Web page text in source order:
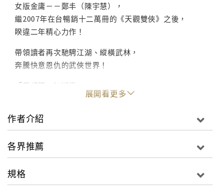
女版金庸－－鄭丰（陳宇慧），
繼2007年在台暢銷十二萬冊的《天觀雙俠》之後，
睽違二年精心力作！
帶領讀者再次馳騁江湖、縱橫武林，
奔騰快意恩仇的武俠世界！
「異龍現，江湖變」
凌霄上獨聖峰自毀靈能之後，回到虎山隱居，被世人敬
火教遭受重大挫折之後，似是收斂了張牙的魔爪，但是
某日，一名神祕又俊美的少年，出現在凌霄面前，將他
卷二．第二部 虎嘯龍翔
展開看更多
作者介紹
各界推薦
規格